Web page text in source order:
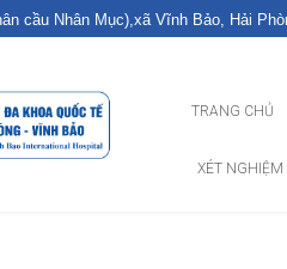
cầu Nhân Mục),xã Vĩnh Bảo, Hải
TRANG CHỦ
XÉT